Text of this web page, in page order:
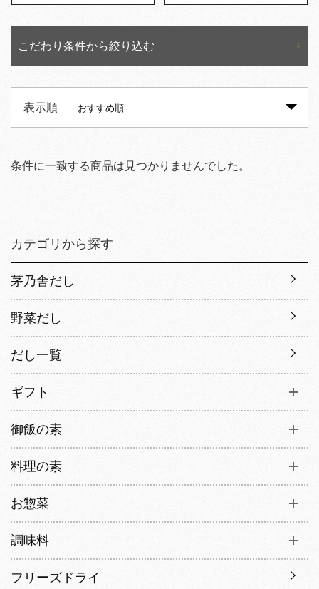
こだわり条件から絞り込む
表示順
条件に一致する商品は見つかりませんでした。
カテゴリから探す
茅乃舎だし
野菜だし
だし一覧
ギフト
御飯の素
料理の素
お惣菜
調味料
フリーズドライ